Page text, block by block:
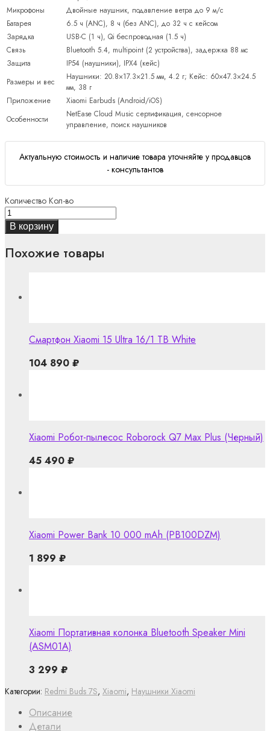
Микрофоны
Двойные наушник, подавление ветра до 9 м/с
Батарея
6.5 ч (ANC), 8 ч (без ANC), до 32 ч с кейсом
Зарядка
USB-C (1 ч), Qi беспроводная (1.5 ч)
Связь
Bluetooth 5.4, multipoint (2 устройства), задержка 88 мс
Защита
IP54 (наушники), IPX4 (кейс)
Размеры и вес
Наушники: 20.8×17.3×21.5 мм, 4.2 г; Кейс: 60×47.3×24.5
мм, 38 г
Приложение
Xiaomi Earbuds (Android/iOS)
Особенности
NetEase Cloud Music сертификация, сенсорное
управление, поиск наушников
Актуальную стоимость и наличие товара уточняйте у продавцов
- консультантов
Количество Кол-во
В корзину
Описание
Детали
Категории: Redmi Buds 7S, Xiaomi, Наушники Xiaomi
Похожие товары
Смартфон Xiaomi 15 Ultra 16/1 TB White
104 890 ₽
Xiaomi Робот-пылесос Roborock Q7 Max Plus (Черный)
45 490 ₽
Xiaomi Power Bank 10 000 mAh (PB100DZM)
1 899 ₽
Xiaomi Портативная колонка Bluetooth Speaker Mini
(ASM01A)
3 299 ₽